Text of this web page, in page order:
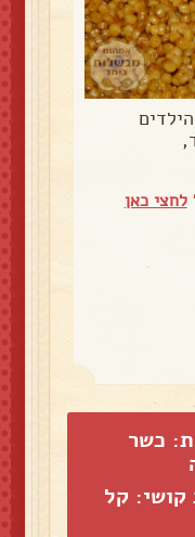
לחצי כאן
כשר
קושי: קל